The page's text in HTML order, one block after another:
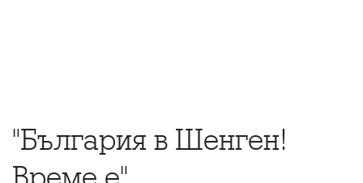
"България в Шенген!